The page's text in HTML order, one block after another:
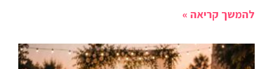
להמשך קריאה »